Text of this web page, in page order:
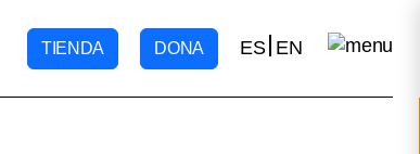
TIENDA DONA ES EN